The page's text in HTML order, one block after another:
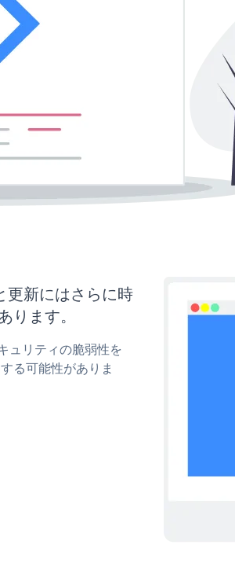
新にはさらに時
ます。
ュリティの脆弱性を
る可能性がありま